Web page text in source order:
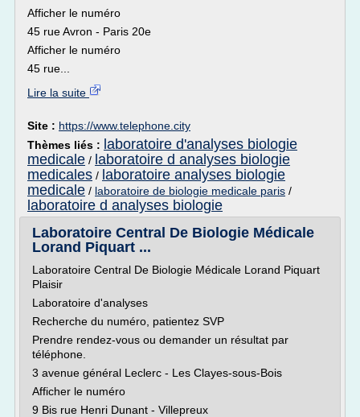
Afficher le numéro
45 rue Avron - Paris 20e
Afficher le numéro
45 rue...
Lire la suite
Site : https://www.telephone.city
Thèmes liés : laboratoire d'analyses biologie
medicale / laboratoire d analyses biologie
medicales / laboratoire analyses biologie
medicale / laboratoire de biologie medicale paris /
laboratoire d analyses biologie
Laboratoire Central De Biologie Médicale
Lorand Piquart ...
Laboratoire Central De Biologie Médicale Lorand Piquart
Plaisir
Laboratoire d'analyses
Recherche du numéro, patientez SVP
Prendre rendez-vous ou demander un résultat par
téléphone.
3 avenue général Leclerc - Les Clayes-sous-Bois
Afficher le numéro
9 Bis rue Henri Dunant - Villepreux